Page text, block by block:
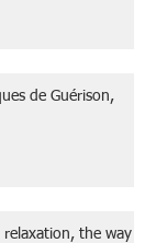
de Guérison,
relaxation, the way